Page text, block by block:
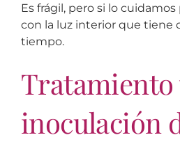
Es frágil, pero si lo
con la luz interior que tiene
tiempo.
Tratamiento
inoculación